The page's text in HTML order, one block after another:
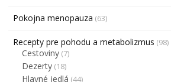
Pokojna menopauza (63)
Recepty pre pohodu a metabolizmus (98)
Cestoviny (7)
Dezerty (18)
Hlavné jedlá (44)